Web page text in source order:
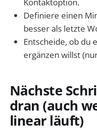
Kontaktoption.
Definiere einen
besser als letzte
Entscheide, ob du
ergänzen willst
Nächste
dran (auch
linear läuft)